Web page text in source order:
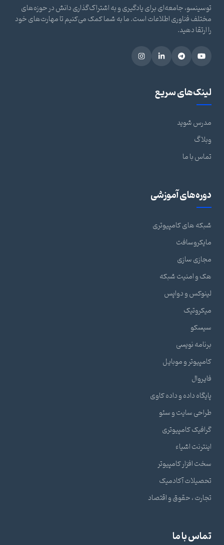
توسینسو، جامعه‌ای برای یادگیری و به اشتراک‌گذاری دانش در حوزه‌های
مختلف فناوری اطلاعات است. ما به شما کمک می‌کنیم تا مهارت‌های خود
را ارتقا دهید.
لینک‌های سریع
مدرس شوید
وبلاگ
تماس با ما
دوره‌های آموزشی
شبکه های کامپیوتری
مایکروسافت
مجازی سازی
هک و امنیت شبکه
لینوکس و دواپس
میکروتیک
سیسکو
برنامه نویسی
کامپیوتر و موبایل
فایروال
پایگاه داده و داده کاوی
طراحی سایت و سئو
گرافیک کامپیوتری
اینترنت اشیاء
سخت افزار کامپیوتر
تحصیلات آکادمیک
تجارت ، حقوق و اقتصاد
تماس با ما